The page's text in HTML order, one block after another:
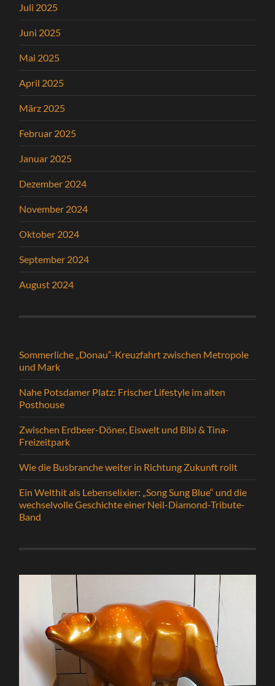
Juli 2025
Juni 2025
Mai 2025
April 2025
März 2025
Februar 2025
Januar 2025
Dezember 2024
November 2024
Oktober 2024
September 2024
August 2024
Sommerliche „Donau“-Kreuzfahrt zwischen Metropole
und Mark
Nahe Potsdamer Platz: Frischer Lifestyle im alten
Posthouse
Zwischen Erdbeer-Döner, Eiswelt und Bibi & Tina-
Freizeitpark
Wie die Busbranche weiter in Richtung Zukunft rollt
Ein Welthit als Lebenselixier: „Song Sung Blue“ und die
wechselvolle Geschichte einer Neil-Diamond-Tribute-
Band